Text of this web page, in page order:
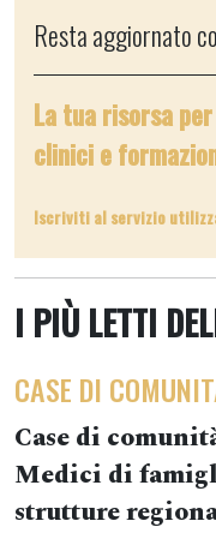
Resta aggiornato
La tua risorsa
clinici e
Iscriviti al servizio
I PIÙ LETTI
CASE DI
Case di
Medici di
strutture